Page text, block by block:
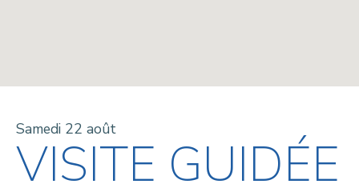
Samedi 22 août
VISITE GUIDÉE